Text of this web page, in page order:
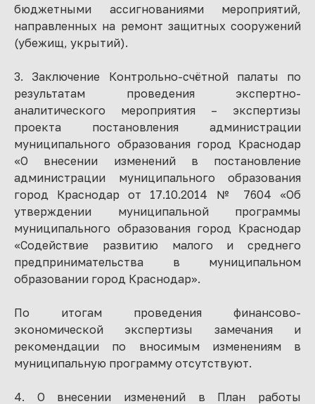
бюджетными ассигнованиями мероприятий,
направленных на ремонт защитных сооружений
(убежищ, укрытий).
3. Заключение Контрольно-счётной палаты по
результатам проведения экспертно-
аналитического мероприятия – экспертизы
проекта постановления администрации
муниципального образования город Краснодар
«О внесении изменений в постановление
администрации муниципального образования
город Краснодар от 17.10.2014 № 7604 «Об
утверждении муниципальной программы
муниципального образования город Краснодар
«Содействие развитию малого и среднего
предпринимательства в муниципальном
образовании город Краснодар».
По итогам проведения финансово-
экономической экспертизы замечания и
рекомендации по вносимым изменениям в
муниципальную программу отсутствуют.
4. О внесении изменений в План работы